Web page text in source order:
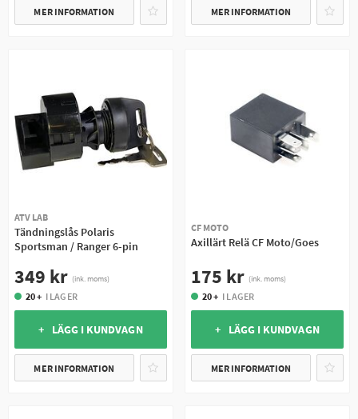
MER INFORMATION MER INFORMATION
ATV LAB
Tändningslås Polaris
Sportsman / Ranger 6-pin
349 kr (ink. moms)
20 + I LAGER
+ LÄGG I KUNDVAGN
MER INFORMATION
CF MOTO
Axillärt Relä CF Moto/Goes
175 kr (ink. moms)
20 + I LAGER
+ LÄGG I KUNDVAGN
MER INFORMATION